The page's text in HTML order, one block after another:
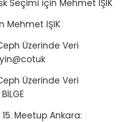
Seçimi için Mehmet IŞIK
Mehmet IŞIK
Üzerinde Veri
Üzerinde Veri
Meetup Ankara: